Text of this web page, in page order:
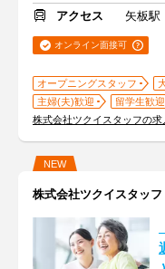
アクセス
矢板駅
オンライン面接可
オープニングスタッフ
主婦(夫)歓迎
留学生歓迎
株式会社ツクイスタッフの求
NEW
株式会社ツクイスタッ